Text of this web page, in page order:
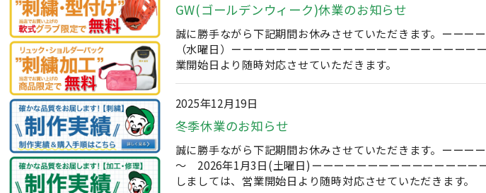
GW(ゴールデンウィーク)休業のお知らせ
誠に勝手ながら下記期間お休みさせていただきます。ーーー
（水曜日）ーーーーーーーーーーーーーーーーーーーーー
業開始日より随時対応させていただきます。
2025年12月19日
冬季休業のお知らせ
誠に勝手ながら下記期間お休みさせていただきます。ーー
～ 2026年1月3日(土曜日)ーーーーーーーーーーーーーーー
しましては、営業開始日より随時対応させていただきます。